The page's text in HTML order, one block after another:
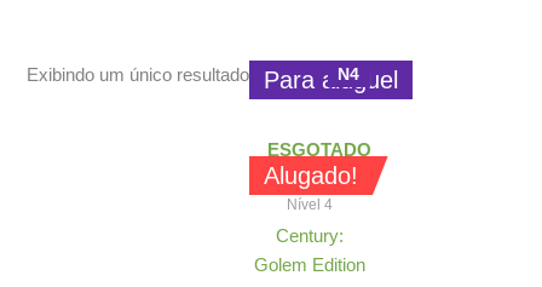
Exibindo um único resultado
Alugado!
Para aluguel
N4
ESGOTADO
Nível 4
Century:
Golem Edition